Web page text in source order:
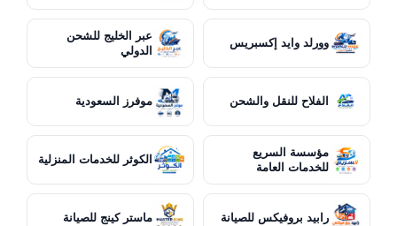
وورلد وايد إكسبريس
عبر الخليج للشحن
الدولي
الفلاح للنقل والشحن موفرز السعودية
مؤسسة السريع
للخدمات العامة
الكوثر للخدمات المنزلية
رابيد بروفيكس للصيانة ماستر كينج للصيانة